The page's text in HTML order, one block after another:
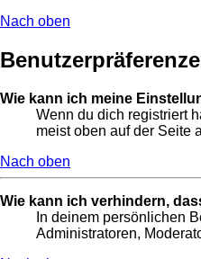
Nach oben
Wie kann ich meine
Wenn du dich registriert
meist oben auf der Seite
Nach oben
Wie kann ich verhindern,
In deinem persönlichen
Administratoren,